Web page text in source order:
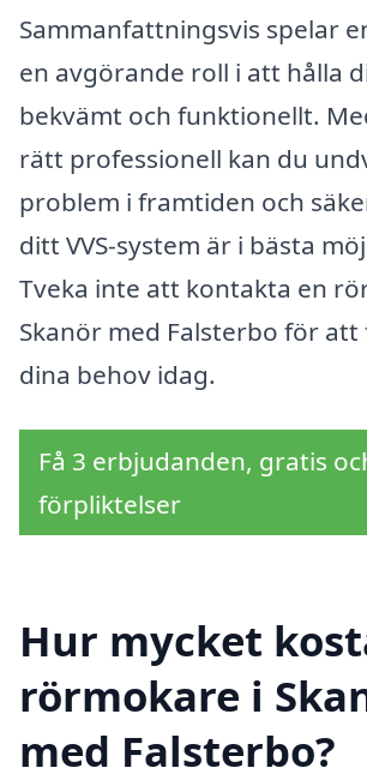
Sammanfattningsvis spelar
en avgörande roll i att hålla
bekvämt och funktionellt.
rätt professionell kan du
problem i framtiden och
ditt VVS-system är i bästa
Tveka inte att kontakta en
Skanör med Falsterbo för att
dina behov idag.
Få 3 erbjudanden, gratis
förpliktelser
Hur mycket
rörmokare i
med Falsterbo?